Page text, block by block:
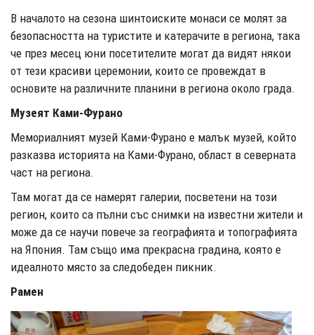
В началото на сезона шинтоиските монаси се молят за
безопасността на туристите и катерачите в региона, така
че през месец юни посетителите могат да видят някои
от тези красиви церемонии, които се провеждат в
основите на различните планини в региона около града.
Музеят Ками-Фурано
Мемориалният музей Ками-Фурано е малък музей, който
разказва историята на Ками-Фурано, област в северната
част на региона.
Там могат да се намерят галерии, посветени на този
регион, които са пълни със снимки на известни жители и
може да се научи повече за географията и топографията
на Япония. Там също има прекрасна градина, която е
идеалното място за следобеден пикник.
Рамен